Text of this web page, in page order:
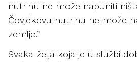
nutrinu ne može napuniti
Čovjekovu nutrinu ne može
zemlje.”
Svaka želja koja je u službi